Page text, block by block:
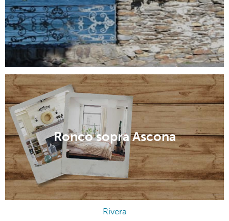
Ronco sopra Ascona
Rivera